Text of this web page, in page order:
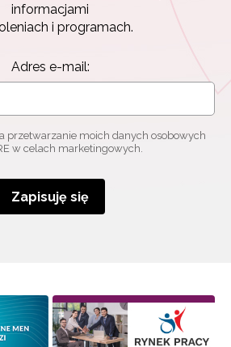
informacjami
i programach.
Adres e-mail:
przetwarzanie moich danych osobowych
w celach marketingowych.
Zapisuję się